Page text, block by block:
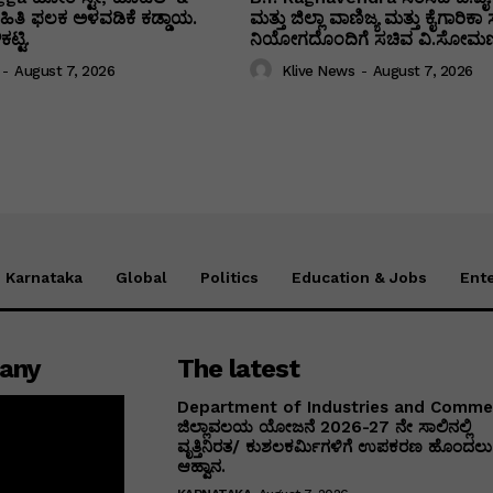
ಫಲಕ ಅಳವಡಿಕೆ ಕಡ್ಡಾಯ.
- August 7, 2026
ಮತ್ತು ಜಿಲ್ಲಾ ವಾಣಿಜ್ಯ ಮತ್ತು
ನಿಯೋಗದೊಂದಿಗೆ ಸಚಿವ
Klive News - August 7, 2026
Karnataka Global Politics Education & Jobs
The latest
Department of Industries and
ಜಿಲ್ಲಾವಲಯ ಯೋಜನೆ 2026-27 ನೇ ಸಾಲಿನಲ್ಲಿ
ವೃತ್ತಿನಿರತ/ ಕುಶಲಕರ್ಮಿಗಳಿಗೆ ಉಪಕರಣ
ಆಹ್ವಾನ.